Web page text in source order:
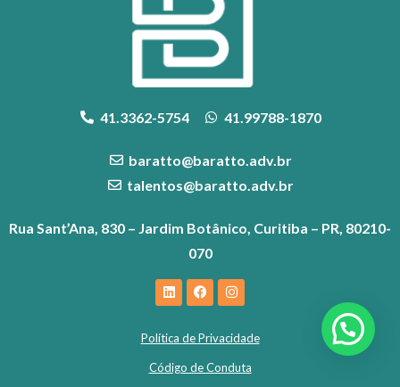
41.3362-5754 41.99788-1870
baratto@baratto.adv.br
talentos@baratto.adv.br
Rua Sant’Ana, 830 – Jardim Botânico, Curitiba – PR, 80210-
070
Política de Privacidade
Código de Conduta